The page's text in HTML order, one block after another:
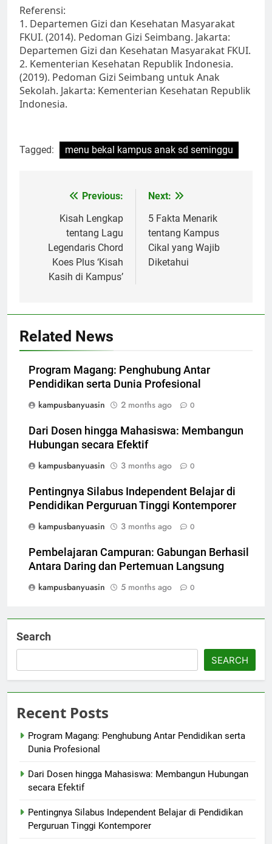
Referensi:
1. Departemen Gizi dan Kesehatan Masyarakat
FKUI. (2014). Pedoman Gizi Seimbang. Jakarta:
Departemen Gizi dan Kesehatan Masyarakat FKUI.
2. Kementerian Kesehatan Republik Indonesia.
(2019). Pedoman Gizi Seimbang untuk Anak
Sekolah. Jakarta: Kementerian Kesehatan Republik
Indonesia.
Tagged: menu bekal kampus anak sd seminggu
navigation
Previous:
Kisah Lengkap
tentang Lagu
Legendaris Chord
Koes Plus ‘Kisah
Kasih di Kampus’
Next:
5 Fakta Menarik
tentang Kampus
Cikal yang Wajib
Diketahui
Related News
Program Magang: Penghubung Antar
Pendidikan serta Dunia Profesional
kampusbanyuasin
2 months ago 0
Dari Dosen hingga Mahasiswa: Membangun
Hubungan secara Efektif
kampusbanyuasin
3 months ago 0
Pentingnya Silabus Independent Belajar di
Pendidikan Perguruan Tinggi Kontemporer
kampusbanyuasin
3 months ago 0
Pembelajaran Campuran: Gabungan Berhasil
Antara Daring dan Pertemuan Langsung
kampusbanyuasin
5 months ago 0
Search
SEARCH
Recent Posts
Program Magang: Penghubung Antar Pendidikan serta
Dunia Profesional
Dari Dosen hingga Mahasiswa: Membangun Hubungan
secara Efektif
Pentingnya Silabus Independent Belajar di Pendidikan
Perguruan Tinggi Kontemporer